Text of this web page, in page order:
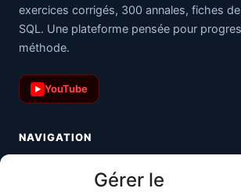
Gérer le
exercices corrigés, 300 annales, fiches
SQL. Une plateforme pensée pour
méthode.
▶ YouTube
NAVIGATION
Toutes les maths